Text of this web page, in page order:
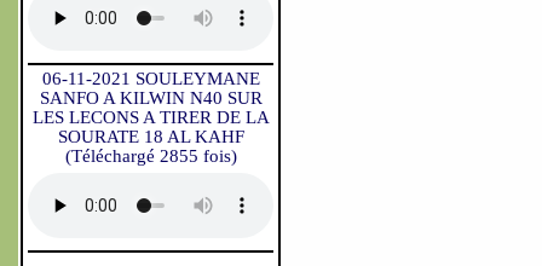
06-11-2021 SOULEYMANE
SANFO A KILWIN N40 SUR
LES LECONS A TIRER DE LA
SOURATE 18 AL KAHF
(Téléchargé 2855 fois)